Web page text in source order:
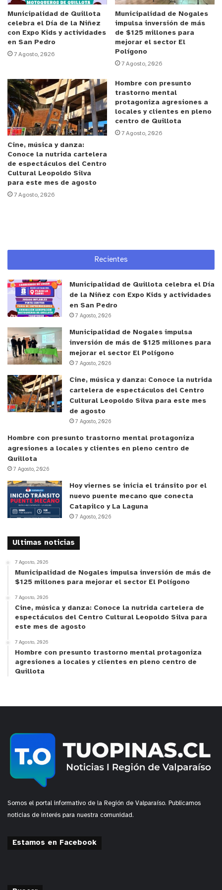
más la preparación de intervenciones en Quillota
urbano (línea férrea lado norte y oriente, cerro
Mayaca y defensa de Río Aconcagua en su
totalidad).
Estos trabajos buscan acciones preventivas
asociadas a cortafuegos en el sector de Boco, esto
en virtud de la condición de peligro (existencia de
material vegetal sin control) y los principales
riesgos asociados que se mantienen por contexto
de temporada estival (incendios forestales e
incendios de interfaz, más también factores
biológicos por la presencia de plagas en los
lugares a intervenir por los trabajadores de las
y tú, ¿qué opinas?
Municipalidad de Quillota
celebra el Día de la Niñez
con Expo Kids y actividades
en San Pedro
7 Agosto, 2026
Municipalidad de Nogales
impulsa inversión de más
de $125 millones para
mejorar el sector El
Polígono
7 Agosto, 2026
Cine, música y danza:
Conoce la nutrida cartelera
de espectáculos del Centro
Cultural Leopoldo Silva
para este mes de agosto
7 Agosto, 2026
Hombre con presunto
trastorno mental
protagoniza agresiones a
locales y clientes en pleno
centro de Quillota
7 Agosto, 2026
Recientes
Municipalidad de Quillota celebra el Día
de la Niñez con Expo Kids y actividades
en San Pedro
7 Agosto, 2026
Municipalidad de Nogales impulsa
inversión de más de $125 millones para
mejorar el sector El Polígono
7 Agosto, 2026
Cine, música y danza: Conoce la nutrida
cartelera de espectáculos del Centro
Cultural Leopoldo Silva para este mes
de agosto
7 Agosto, 2026
Hombre con presunto trastorno mental protagoniza
agresiones a locales y clientes en pleno centro de
Quillota
7 Agosto, 2026
Hoy viernes se inicia el tránsito por el
nuevo puente mecano que conecta
Catapilco y La Laguna
7 Agosto, 2026
Ultimas noticias
7 Agosto, 2026
Municipalidad de Nogales impulsa inversión de más de
$125 millones para mejorar el sector El Polígono
7 Agosto, 2026
Cine, música y danza: Conoce la nutrida cartelera de
espectáculos del Centro Cultural Leopoldo Silva para
este mes de agosto
7 Agosto, 2026
Hombre con presunto trastorno mental protagoniza
agresiones a locales y clientes en pleno centro de
Quillota
Somos el portal informativo de la Región de Valparaíso. Publicamos
noticias de interés para nuestra comunidad.
Estamos en Facebook